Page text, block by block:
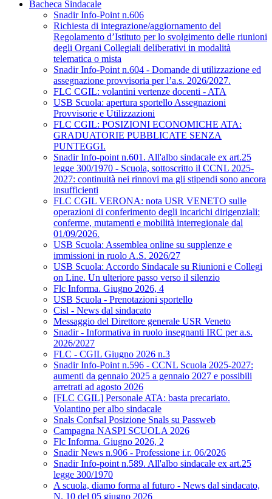
Bacheca Sindacale
Snadir Info-Point n.606
Richiesta di integrazione/aggiornamento del
Regolamento d’Istituto per lo svolgimento delle riunioni
degli Organi Collegiali deliberativi in modalità
telematica o mista
Snadir Info-Point n.604 - Domande di utilizzazione ed
assegnazione provvisoria per l’a.s. 2026/2027.
FLC CGIL: volantini vertenze docenti - ATA
USB Scuola: apertura sportello Assegnazioni
Provvisorie e Utilizzazioni
FLC CGIL: POSIZIONI ECONOMICHE ATA:
GRADUATORIE PUBBLICATE SENZA
PUNTEGGI.
Snadir Info-point n.601. All'albo sindacale ex art.25
legge 300/1970 - Scuola, sottoscritto il CCNL 2025-
2027: continuità nei rinnovi ma gli stipendi sono ancora
insufficienti
FLC CGIL VERONA: nota USR VENETO sulle
operazioni di conferimento degli incarichi dirigenziali:
conferme, mutamenti e mobilità interregionale dal
01/09/2026.
USB Scuola: Assemblea online su supplenze e
immissioni in ruolo A.S. 2026/27
USB Scuola: Accordo Sindacale su Riunioni e Collegi
on Line. Un ulteriore passo verso il silenzio
Flc Informa. Giugno 2026, 4
USB Scuola - Prenotazioni sportello
Cisl - News dal sindacato
Messaggio del Direttore generale USR Veneto
Snadir - Informativa in ruolo insegnanti IRC per a.s.
2026/2027
FLC - CGIL Giugno 2026 n.3
Snadir Info-Point n.596 - CCNL Scuola 2025-2027:
aumenti da gennaio 2025 a gennaio 2027 e possibili
arretrati ad agosto 2026
[FLC CGIL] Personale ATA: basta precariato.
Volantino per albo sindacale
Snals Confsal Posizione Snals su Passweb
Campagna NASPI SCUOLA 2026
Flc Informa. Giugno 2026, 2
Snadir News n.906 - Professione i.r. 06/2026
Snadir Info-point n.589. All'albo sindacale ex art.25
legge 300/1970
A scuola, diamo forma al futuro - News dal sindacato,
N. 10 del 05 giugno 2026